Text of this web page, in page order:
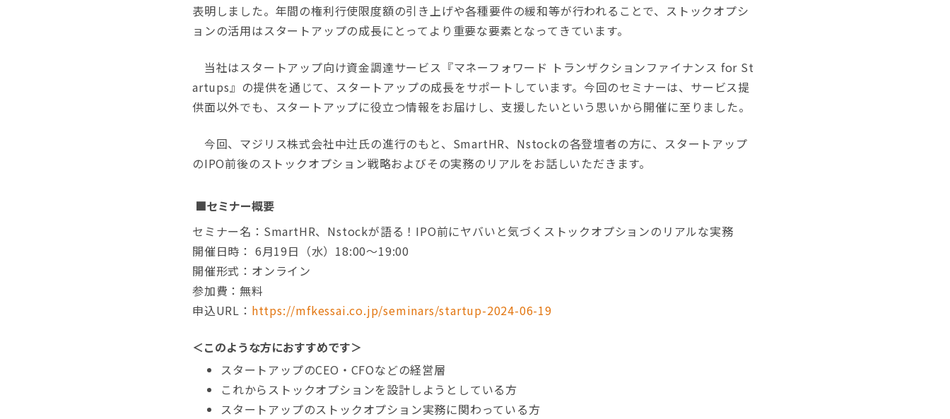
表明しました。年間の権利行使限度額の引き上げや各種要件の緩和等が行われることで、ストックオプシ
ョンの活用はスタートアップの成長にとってより重要な要素となってきています。
当社はスタートアップ向け資金調達サービス『マネーフォワード トランザクションファイナンス for St
artups』の提供を通じて、スタートアップの成長をサポートしています。今回のセミナーは、サービス提
供面以外でも、スタートアップに役立つ情報をお届けし、支援したいという思いから開催に至りました。
今回、マジリス株式会社中辻氏の進行のもと、SmartHR、Nstockの各登壇者の方に、スタートアップ
のIPO前後のストックオプション戦略およびその実務のリアルをお話しいただきます。
■セミナー概要
セミナー名：SmartHR、Nstockが語る！IPO前にヤバいと気づくストックオプションのリアルな実務
開催日時： 6月19日（水）18:00〜19:00
開催形式：オンライン
参加費：無料
申込URL： https://mfkessai.co.jp/seminars/startup-2024-06-19
＜このような方におすすめです＞
スタートアップのCEO・CFOなどの経営層
これからストックオプションを設計しようとしている方
スタートアップのストックオプション実務に関わっている方